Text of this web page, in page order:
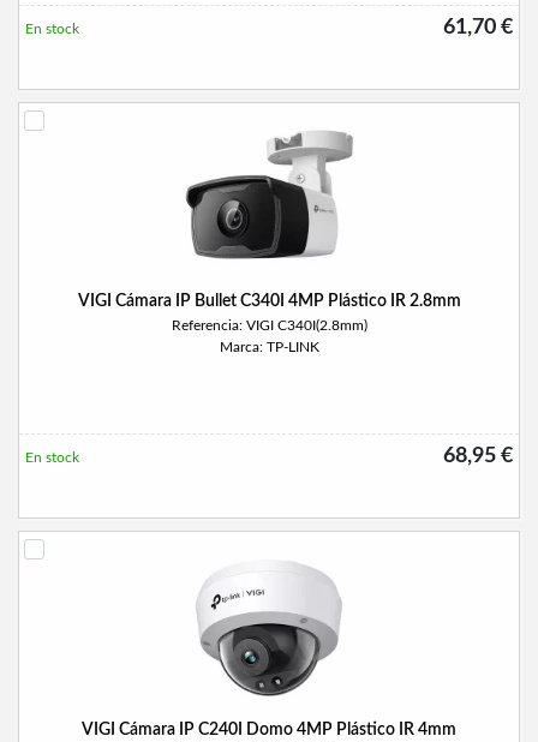
61,70 €
En stock
VIGI Cámara IP Bullet C340I 4MP Plástico IR 2.8mm
Referencia: VIGI C340I(2.8mm)
Marca: TP-LINK
68,95 €
En stock
VIGI Cámara IP C240I Domo 4MP Plástico IR 4mm